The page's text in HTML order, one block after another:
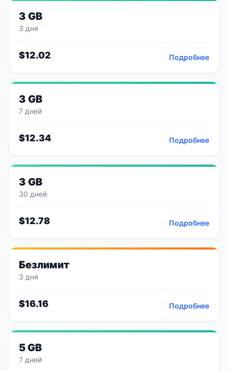
3 GB
3 дня
$12.02 Подробнее
3 GB
7 дней
$12.34 Подробнее
3 GB
30 дней
$12.78 Подробнее
Безлимит
3 дня
$16.16 Подробнее
5 GB
7 дней